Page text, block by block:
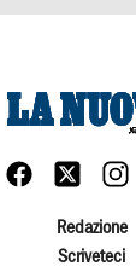
Redazione
Scriveteci